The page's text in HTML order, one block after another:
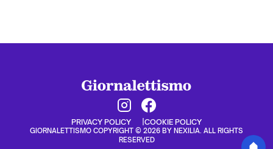
PRIVACY POLICY COOKIE POLICY
GIORNALETTISMO COPYRIGHT © 2026 BY NEXILIA. ALL RIGHTS
RESERVED